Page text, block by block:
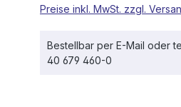
Preise inkl. MwSt. zzgl.
Bestellbar per E-Mail oder
40 679 460-0